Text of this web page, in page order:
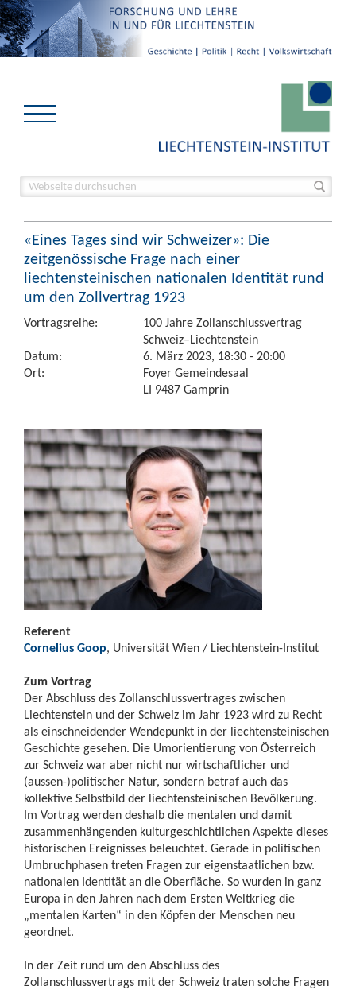
«Eines Tages sind wir Schweizer»: Die
zeitgenössische Frage nach einer
liechtensteinischen nationalen Identität rund
um den Zollvertrag 1923
Vortragsreihe:
100 Jahre Zollanschlussvertrag
Schweiz–Liechtenstein
Datum:
6. März 2023, 18:30 - 20:00
Ort:
Foyer Gemeindesaal
LI 9487 Gamprin
Referent
Cornelius Goop, Universität Wien / Liechtenstein-Institut
Zum Vortrag
Der Abschluss des Zollanschlussvertrages zwischen
Liechtenstein und der Schweiz im Jahr 1923 wird zu Recht
als einschneidender Wendepunkt in der liechtensteinischen
Geschichte gesehen. Die Umorientierung von Österreich
zur Schweiz war aber nicht nur wirtschaftlicher und
(aussen-)politischer Natur, sondern betraf auch das
kollektive Selbstbild der liechtensteinischen Bevölkerung.
Im Vortrag werden deshalb die mentalen und damit
zusammenhängenden kulturgeschichtlichen Aspekte dieses
historischen Ereignisses beleuchtet. Gerade in politischen
Umbruchphasen treten Fragen zur eigenstaatlichen bzw.
nationalen Identität an die Oberfläche. So wurden in ganz
Europa in den Jahren nach dem Ersten Weltkrieg die
„mentalen Karten“ in den Köpfen der Menschen neu
geordnet.
In der Zeit rund um den Abschluss des
Zollanschlussvertrags mit der Schweiz traten solche Fragen